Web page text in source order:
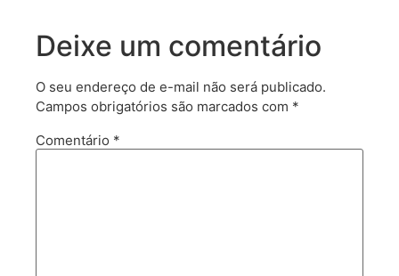
Deixe um comentário
O seu endereço de e-mail não será publicado.
Campos obrigatórios são marcados com *
Comentário *